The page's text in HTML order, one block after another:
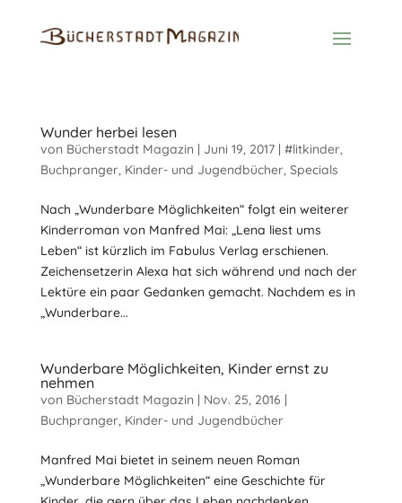
Wunder herbei lesen
von Bücherstadt Magazin | Juni 19, 2017| #litkinder,
Buchpranger, Kinder- und Jugendbücher, Specials
Nach „Wunderbare Möglichkeiten“ folgt ein weiterer
Kinderroman von Manfred Mai: „Lena liest ums
Leben“ ist kürzlich im Fabulus Verlag erschienen.
Zeichensetzerin Alexa hat sich während und nach der
Lektüre ein paar Gedanken gemacht. Nachdem es in
„Wunderbare...
Wunderbare Möglichkeiten, Kinder ernst zu
nehmen
von Bücherstadt Magazin | Nov. 25, 2016 |
Buchpranger, Kinder- und Jugendbücher
Manfred Mai bietet in seinem neuen Roman
„Wunderbare Möglichkeiten“ eine Geschichte für